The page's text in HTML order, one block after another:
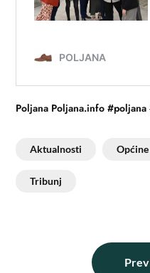
Poljana Poljana.info
Aktualnosti Općine
Tribunj